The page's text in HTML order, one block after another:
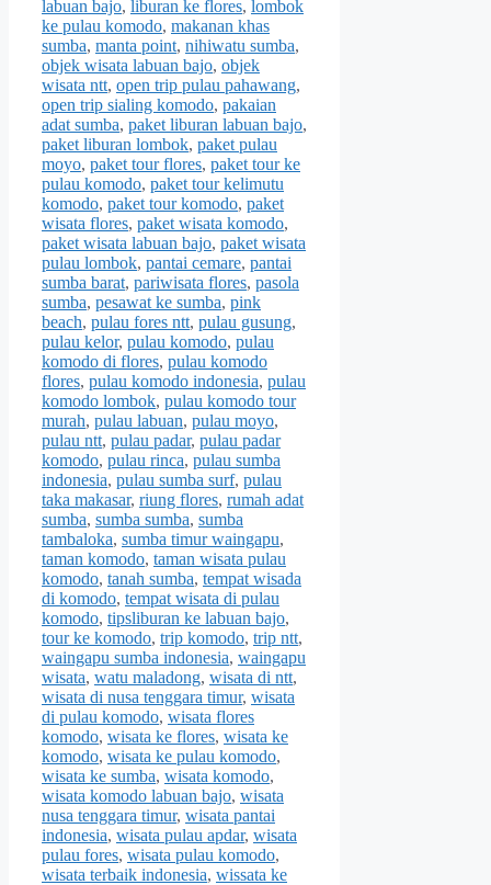
labuan bajo, liburan ke flores, lombok
ke pulau komodo, makanan khas
sumba, manta point, nihiwatu sumba,
objek wisata labuan bajo, objek
wisata ntt, open trip pulau pahawang,
open trip sialing komodo, pakaian
adat sumba, paket liburan labuan bajo,
paket liburan lombok, paket pulau
moyo, paket tour flores, paket tour ke
pulau komodo, paket tour kelimutu
komodo, paket tour komodo, paket
wisata flores, paket wisata komodo,
paket wisata labuan bajo, paket wisata
pulau lombok, pantai cemare, pantai
sumba barat, pariwisata flores, pasola
sumba, pesawat ke sumba, pink
beach, pulau fores ntt, pulau gusung,
pulau kelor, pulau komodo, pulau
komodo di flores, pulau komodo
flores, pulau komodo indonesia, pulau
komodo lombok, pulau komodo tour
murah, pulau labuan, pulau moyo,
pulau ntt, pulau padar, pulau padar
komodo, pulau rinca, pulau sumba
indonesia, pulau sumba surf, pulau
taka makasar, riung flores, rumah adat
sumba, sumba sumba, sumba
tambaloka, sumba timur waingapu,
taman komodo, taman wisata pulau
komodo, tanah sumba, tempat wisada
di komodo, tempat wisata di pulau
komodo, tipsliburan ke labuan bajo,
tour ke komodo, trip komodo, trip ntt,
waingapu sumba indonesia, waingapu
wisata, watu maladong, wisata di ntt,
wisata di nusa tenggara timur, wisata
di pulau komodo, wisata flores
komodo, wisata ke flores, wisata ke
komodo, wisata ke pulau komodo,
wisata ke sumba, wisata komodo,
wisata komodo labuan bajo, wisata
nusa tenggara timur, wisata pantai
indonesia, wisata pulau apdar, wisata
pulau fores, wisata pulau komodo,
wisata terbaik indonesia, wissata ke